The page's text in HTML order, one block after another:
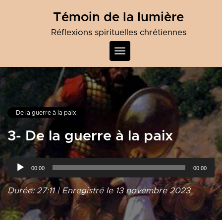
Témoin de la lumière
Réflexions spirituelles chrétiennes
Toggle
navigation
De la guerre à la paix
3- De la guerre à la paix
Lecteur
audio
00:00 00:00
Durée: 27:11| Enregistré le 13 novembre 2023